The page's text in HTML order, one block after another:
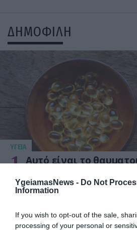
YgeiamasNews - Do Not
Information
If you wish to opt-out of the sale,
processing of your personal or
ΔΗΜΟΦΙΛΗ
ΥΓΕΙΑ
1 Αυτό είναι το